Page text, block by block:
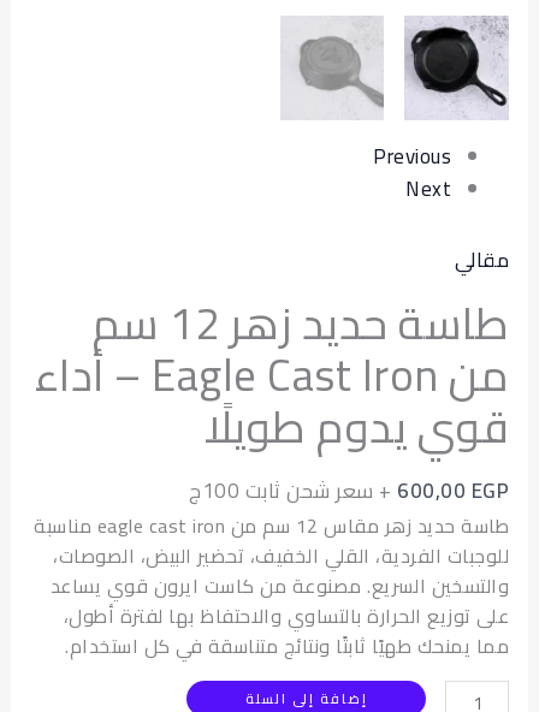
Previous
Next
طاسة حديد زهر 12 سم
من Eagle Cast Iron – أداء
يدوم طويلًا
600,00 + سعر شحن ثابت 100ج
طاسة حديد زهر مقاس 12 سم من eagle cast iron مناسبة
الفردية، القلي الخفيف، تحضير البيض، الصوصات،
السريع. مصنوعة من كاست ايرون قوي يساعد
الحرارة بالتساوي والاحتفاظ بها لفترة أطول،
طهيًا ثابتًا ونتائج متناسقة في كل استخدام.
إضافة إلى السلة